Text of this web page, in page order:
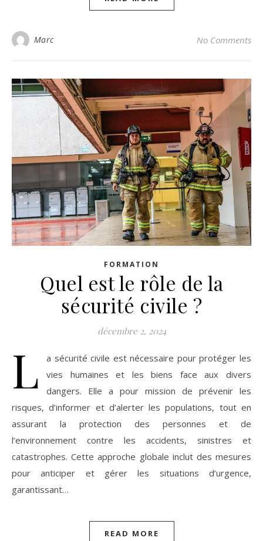
Marc No Comments
FORMATION
Quel est le rôle de la
sécurité civile ?
décembre 2, 2024
L
a sécurité civile est nécessaire pour protéger les
vies humaines et les biens face aux divers
dangers. Elle a pour mission de prévenir les
risques, d’informer et d’alerter les populations, tout en
assurant la protection des personnes et de
l’environnement contre les accidents, sinistres et
catastrophes. Cette approche globale inclut des mesures
pour anticiper et gérer les situations d’urgence,
garantissant…
READ MORE